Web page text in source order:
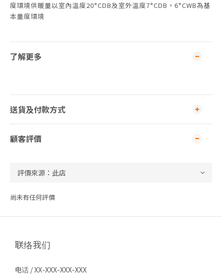
度環境供暖量以室內溫度20°CDB及室外溫度7°CDB，6°CWB為基
本量度環境
了解更多
送貨及付款方式
顧客評價
尚未有任何評價
联络我们
电话 / XX-XXX-XXX-XXX